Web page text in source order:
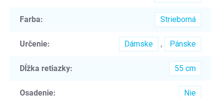
Farba: Strieborná
Určenie: Dámske , Pánske
Dĺžka retiazky: 55 cm
Osadenie: Nie